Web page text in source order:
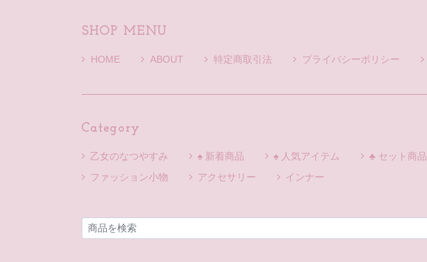
SHOP MENU
HOME ABOUT 特定商取引法 プライバシーポリシー
Category
乙女のなつやすみ ♠ 新着商品 ♠ 人気アイテム ♣ セット商品
ファッション小物
アクセサリー インナー